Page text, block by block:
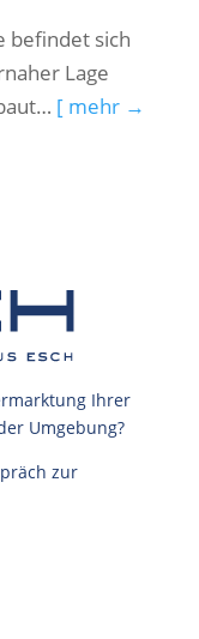
befindet sich
Lage
[ mehr →
Ihrer
Umgebung?
zur